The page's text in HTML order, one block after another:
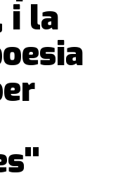
i la